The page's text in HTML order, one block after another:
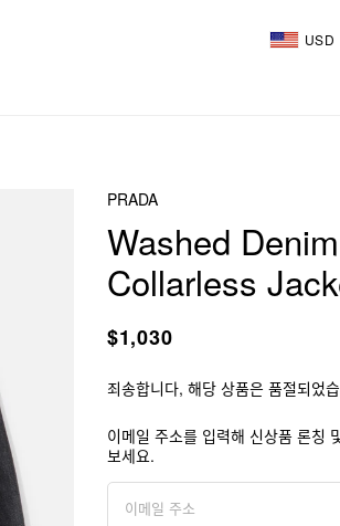
USD
PRADA
Washed Denim
Collarless
$1,030
죄송합니다, 해당 상품은 품절되었
이메일 주소를 입력해 신상품 론칭
보세요.